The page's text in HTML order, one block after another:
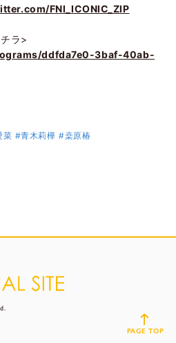
FNI_ICONIC_ZIP
ラ>
ddfda7e0-3baf-40ab-
菜 #青木莉樺 #桒原椿
PAGE TOP